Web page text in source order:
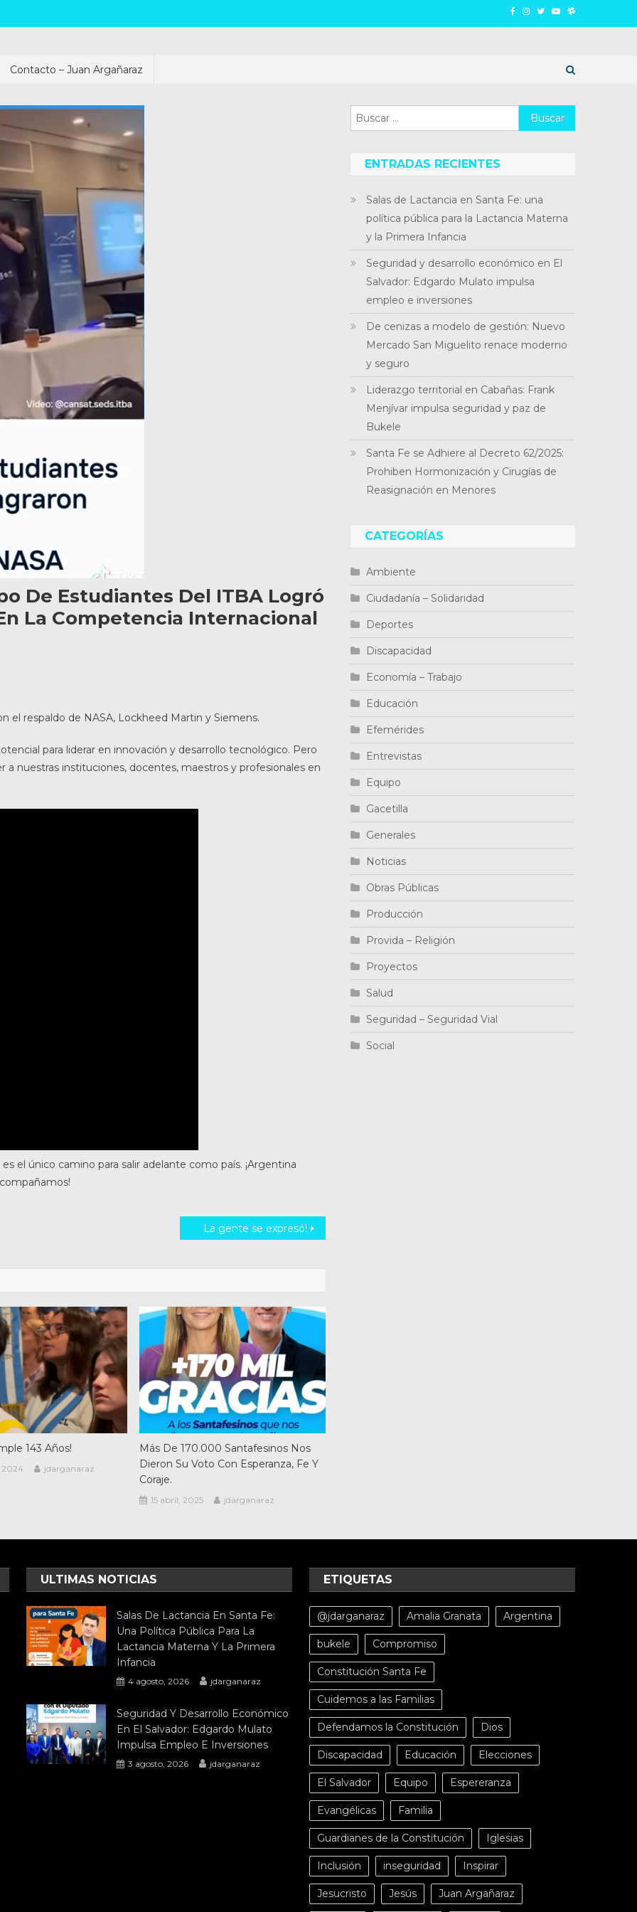
Contacto – Juan Argañaraz
De Estudiantes Del ITBA Logró
La Competencia Internacional
el respaldo de NASA, Lockheed Martin y Siemens.
para liderar en innovación y desarrollo tecnológico. Pero
nuestras instituciones, docentes, maestros y profesionales en
el único camino para salir adelante como país. ¡Argentina
La gente se expresó!
143 Años!
2024 jdarganaraz
Más De 170.000 Santafesinos Nos
Dieron Su Voto Con Esperanza, Fe Y
Coraje.
15 abril, 2025 jdarganaraz
Buscar:
ENTRADAS RECIENTES
Salas de Lactancia en Santa Fe: una
política pública para la Lactancia Materna
y la Primera Infancia
Seguridad y desarrollo económico en El
Salvador: Edgardo Mulato impulsa
empleo e inversiones
De cenizas a modelo de gestión: Nuevo
Mercado San Miguelito renace moderno
y seguro
Liderazgo territorial en Cabañas: Frank
Menjívar impulsa seguridad y paz de
Bukele
Santa Fe se Adhiere al Decreto 62/2025:
Prohiben Hormonización y Cirugías de
Reasignación en Menores
CATEGORÍAS
Ambiente
Ciudadanía – Solidaridad
Deportes
Discapacidad
Economía – Trabajo
Educación
Efemérides
Entrevistas
Equipo
Gacetilla
Generales
Noticias
Obras Públicas
Producción
Provida – Religión
Proyectos
Salud
Seguridad – Seguridad Vial
Social
ULTIMAS NOTICIAS
Salas De Lactancia En Santa Fe:
Una Política Pública Para La
Lactancia Materna Y La Primera
Infancia
4 agosto, 2026 jdarganaraz
Seguridad Y Desarrollo Económico
En El Salvador: Edgardo Mulato
Impulsa Empleo E Inversiones
3 agosto, 2026 jdarganaraz
ETIQUETAS
@jdarganaraz Amalia Granata Argentina
bukele Compromiso
Constitución Santa Fe
Cuidemos a las Familias
Defendamos la Constitución Dios
Discapacidad Educación Elecciones
El Salvador Equipo Espereranza
Evangélicas Familia
Guardianes de la Constitución Iglesias
Inclusión inseguridad Inspirar
Jesucristo Jesús Juan Argañaraz